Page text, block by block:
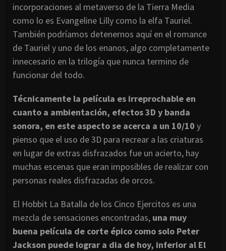
incorporaciones al metaverso de la Tierra Media
como lo es Evangeline Lilly como la elfa Tauriel.
También podríamos detenernos aquí en el romance
de Tauriel y uno de los enanos, algo completamente
innecesario en la trilogía que nunca termino de
funcionar del todo.
Técnicamente la película es irreprochable en
cuanto a ambientación, efectos 3D y banda
sonora, en este aspecto se acerca a un 10/10 y
pienso que el uso de 3D para recrear a las criaturas
en lugar de extras disfrazados fue un acierto, hay
muchas escenas que eran imposibles de realizar con
personas reales disfrazadas de orcos.
El Hobbit La Batalla de los Cinco Ejercitos es una
mezcla de sensaciones encontradas, una muy
buena película de corte épico como solo Peter
Jackson puede lograr a dia de hoy, inferior al El